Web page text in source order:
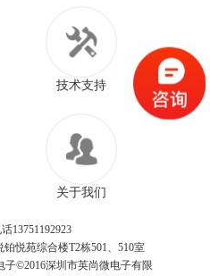
技术支持
关于我们
13751192923
悦苑综合楼T2栋501、510室
©2016深圳市英尚微电子有限